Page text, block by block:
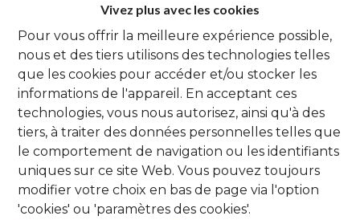
Vivez plus avec les cookies
Pour vous offrir la meilleure expérience possible,
nous et des tiers utilisons des technologies telles
que les cookies pour accéder et/ou stocker les
informations de l'appareil. En acceptant ces
technologies, vous nous autorisez, ainsi qu'à des
tiers, à traiter des données personnelles telles que
le comportement de navigation ou les identifiants
uniques sur ce site Web. Vous pouvez toujours
modifier votre choix en bas de page via l'option
'cookies' ou 'paramètres des cookies'.
Temploux. D'une superficie totale de 22 a
24 ca exposé plein SUD, il offre de
nombreuse possibilité d'aménagement.
D'une largeur de +/- 40m sur +/- 53m de
profondeur. Idéalement situé, avec accès
aisé vers les grands axes routiers, des
commerces, transports en commun et
écoles. Ce terrain à bâtir représente une
excellente opportunité d'investissement
pour ceux qui cherchent à construire une
maison sur mesure dans un environnement